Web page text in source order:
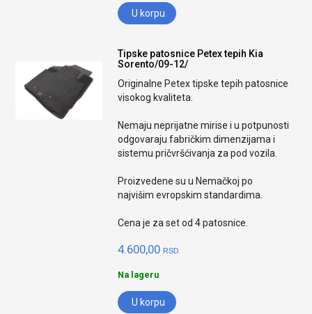
U korpu
Tipske patosnice Petex tepih Kia
Sorento/09-12/
Originalne Petex tipske tepih patosnice
visokog kvaliteta.
Nemaju neprijatne mirise i u potpunosti
odgovaraju fabričkim dimenzijama i
sistemu pričvršćivanja za pod vozila.
Proizvedene su u Nemačkoj po
najvišim evropskim standardima.
Cena je za set od 4 patosnice.
4.600,00 RSD.
Na lageru
U korpu